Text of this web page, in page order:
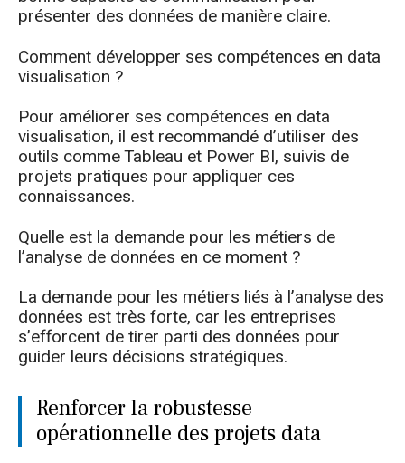
présenter des données de manière claire.
Comment développer ses compétences en data
visualisation ?
Pour améliorer ses compétences en data
visualisation, il est recommandé d’utiliser des
outils comme Tableau et Power BI, suivis de
projets pratiques pour appliquer ces
connaissances.
Quelle est la demande pour les métiers de
l’analyse de données en ce moment ?
La demande pour les métiers liés à l’analyse des
données est très forte, car les entreprises
s’efforcent de tirer parti des données pour
guider leurs décisions stratégiques.
Renforcer la robustesse
opérationnelle des projets data